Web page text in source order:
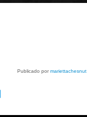
Publicado pormariettachesnut